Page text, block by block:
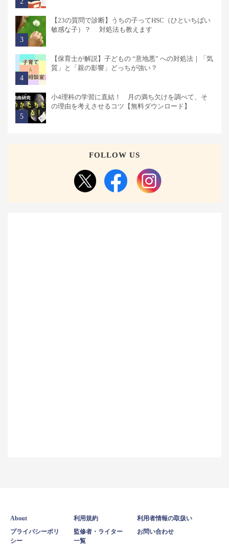
【23の質問で診断】うちの子ってHSC（ひといちばい
敏感な子）？ 対処法も教えます
【保育士が解説】子どもの “意地悪” への対処法｜「気
質」と「親の影響」どっちが強い？
小4理科の学習に直結！ 月の満ち欠けを調べて、そ
の理由を考えさせるコツ【無料ダウンロード】
FOLLOW US
About 利用規約 利用者情報の取扱い
プライバシーポリ
シー
監修者・ライター
一覧
お問い合わせ